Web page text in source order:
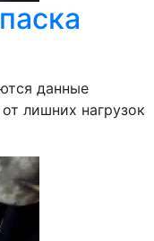
данные
лишних нагрузок